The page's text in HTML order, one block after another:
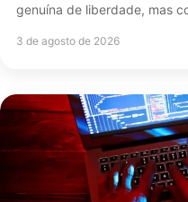
genuína de liberdade, mas
3 de agosto de 2026